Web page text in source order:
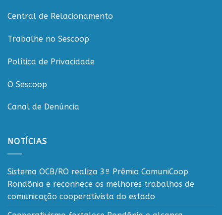
Central de Relacionamento
Trabalhe no Sescoop
Política de Privacidade
O Sescoop
Canal de Denúncia
NOTÍCIAS
Sistema OCB/RO realiza 3º Prêmio ComuniCoop
Rondônia e reconhece os melhores trabalhos de
comunicação cooperativista do estado